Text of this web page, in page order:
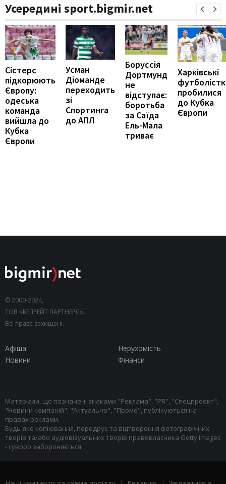
Усередині sport.bigmir.net
Сістерс
підкорюють
Європу:
одеська
команда
вийшла до
Кубка
Європи
Усман
Діоманде
переходить
зі
Спортинга
до АПЛ
Боруссія
Дортмунд
не
відступає:
боротьба
за Саїда
Ель-Мала
триває
Харківські
пробилися
до Кубка
Європи
© 2000-2024,
ТОВ «КЕПРЕЙТ ПАРТНЕРС».
Всі права захищені.
Афіша
Нерухомість
Новини
Фінанси
Матеріали, що позначені знаками "Реклама", "PR", "Спецпроект",
"Новини компаній", "Актуально", "Промо", публікуються на
правах реклами.
Будь-яке копіювання, передрук та відтворення фотографічних
творів та/або аудіовізуальних творів правовласника Getty Images
- суворо забороняється.